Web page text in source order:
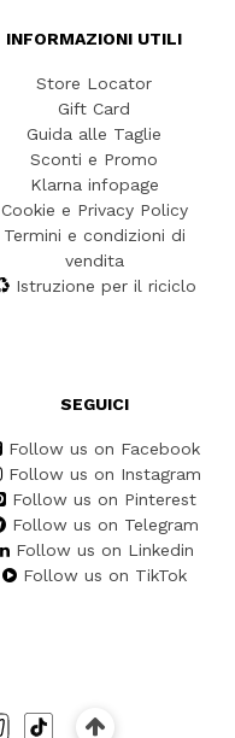
INFORMAZIONI UTILI
Store Locator
Gift Card
Guida alle Taglie
Sconti e Promo
Klarna infopage
Cookie e Privacy Policy
Termini e condizioni di
vendita
Istruzione per il riciclo
SEGUICI
Follow us on Facebook
Follow us on Instagram
Follow us on Pinterest
Follow us on Telegram
Follow us on Linkedin
Follow us on TikTok